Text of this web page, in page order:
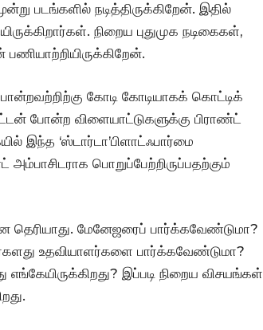
படங்களில் நடித்திருக்கிறேன். இதில்
நிறைய புதுமுக நடிகைகள்,
கோடி கோடியாகக் கொட்டிக்
போன்ற விளையாட்டுகளுக்கு பிராண்ட்
இந்த ‘ஸ்டார்டா’பிளாட்ஃபார்மை
பொறுப்பேற்றிருப்பதற்கும்
தெரியாது. மேனேஜரைப் பார்க்கவேண்டுமா?
உதவியாளர்களை பார்க்கவேண்டுமா?
இப்படி நிறைய விசயங்கள்